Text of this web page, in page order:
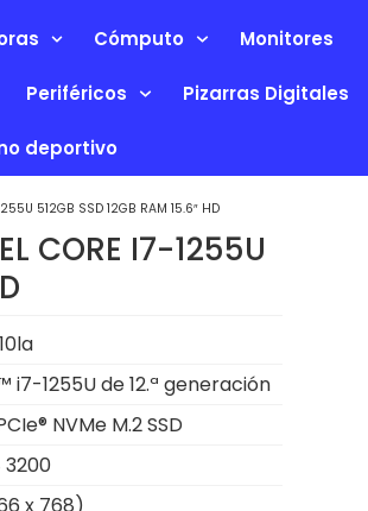
Cómputo Monitores
Periféricos Pizarras Digitales
deportivo
512GB SSD 12GB RAM 15.6″ HD
CORE I7-1255U
i7-1255U de 12.ª generación
NVMe M.2 SSD
3200